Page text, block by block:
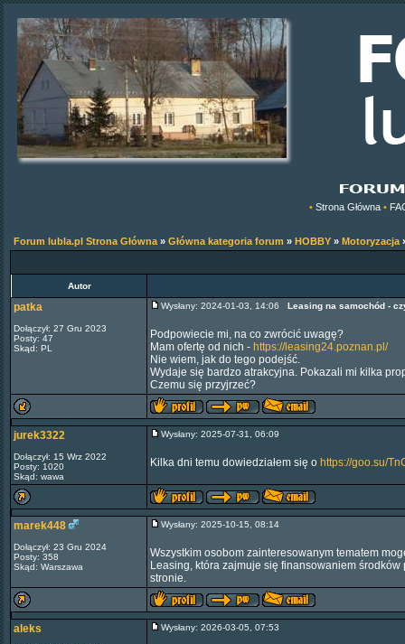
• Strona Główna •
Forum lubla.pl Strona Główna » Główna kategoria forum » HOBBY » Motoryzacja
Autor
patka
Dołączył: 27 Gru 2023
Posty: 47
Skąd: PL
Wysłany: 2024-01-03, 14:06 Leasing na samochód -
Podpowiecie mi, na co zwrócić uwagę?
Mam ofertę od nich - https://leasing24.poznan.pl/
Nie wiem, jak do tego podejść.
Wydaje się bardzo atrakcyjna. Pokazali mi kilka
Czemu się przyjrzeć?
jurek3322
Dołączył: 15 Wrz 2022
Posty: 1020
Skąd: wawa
Wysłany: 2025-07-31, 06:09
Kilka dni temu dowiedziałem się o https://goo.su/
marek448
Dołączył: 23 Gru 2024
Posty: 358
Skąd: Warszawa
Wysłany: 2025-10-15, 08:14
Wszystkim osobom zainteresowanym tematem
Leasing, która zajmuje się finansowaniem
stronie.
aleks Wysłany: 2026-03-05, 07:53